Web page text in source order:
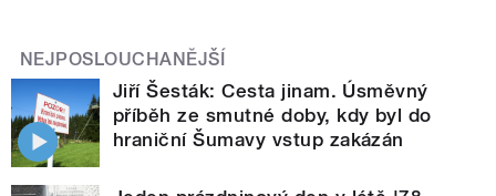
NEJPOSLOUCHANĚJŠÍ
Jiří Šesták: Cesta jinam. Úsměvný
příběh ze smutné doby, kdy byl do
hraniční Šumavy vstup zakázán